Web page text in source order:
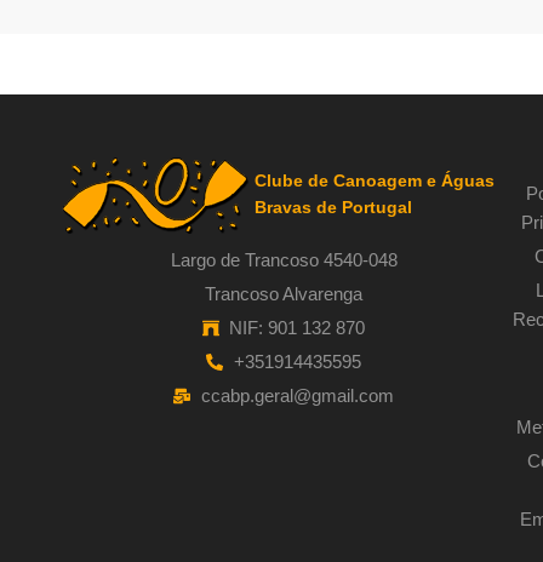
Clube de Canoagem e Águas
Bravas de Portugal
Largo de Trancoso 4540-048
Trancoso Alvarenga
NIF: 901 132 870
+351914435595
ccabp.geral@gmail.com